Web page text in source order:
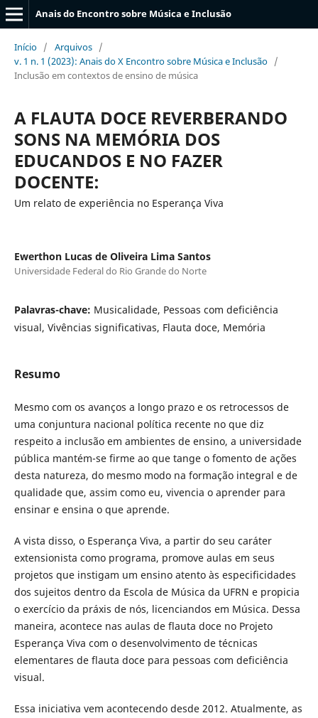
Anais do Encontro sobre Música e Inclusão
Início / Arquivos /
v. 1 n. 1 (2023): Anais do X Encontro sobre Música e Inclusão /
Inclusão em contextos de ensino de música
A FLAUTA DOCE REVERBERANDO
SONS NA MEMÓRIA DOS
EDUCANDOS E NO FAZER
DOCENTE:
Um relato de experiência no Esperança Viva
Ewerthon Lucas de Oliveira Lima Santos
Universidade Federal do Rio Grande do Norte
Palavras-chave: Musicalidade, Pessoas com deficiência
visual, Vivências significativas, Flauta doce, Memória
Resumo
Mesmo com os avanços a longo prazo e os retrocessos de
uma conjuntura nacional política recente no que diz
respeito a inclusão em ambientes de ensino, a universidade
pública mantém-se firme ao que tange o fomento de ações
desta natureza, do mesmo modo na formação integral e de
qualidade que, assim como eu, vivencia o aprender para
ensinar e ensina o que aprende.
A vista disso, o Esperança Viva, a partir do seu caráter
extensionista como programa, promove aulas em seus
projetos que instigam um ensino atento às especificidades
dos sujeitos dentro da Escola de Música da UFRN e propicia
o exercício da práxis de nós, licenciandos em Música. Dessa
maneira, acontece nas aulas de flauta doce no Projeto
Esperança Viva com o desenvolvimento de técnicas
elementares de flauta doce para pessoas com deficiência
visual.
Essa iniciativa vem acontecendo desde 2012. Atualmente, as